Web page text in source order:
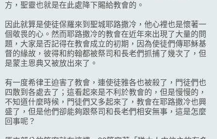
方，聖靈也就是在此處降下賜給教會的。
因此就算是使徒保羅來到聖城耶路撒冷，他心裡也是懷著一
個敬畏的心。然而耶路撒冷的教會在近年來出現了大量的問
題，大家是否記得在教會成立的初期，因為使徒們傳耶穌基
督的緣故，彼得和約翰都被祭司和長老們抓捕了幾次了，但
是蒙主恩典又被放出來了。
有一度希律王迫害了教會，連使徒雅各也被殺了，門徒們也
四散到各處去了；這看起來是不利於教會的，但是慢慢的，
不知道什麼時候，門徒們又多起來了，教會在耶路撒冷也興
盛了，但是他們卻能夠跟祭司和長老們相安無事，這是怎麼
回事呢？